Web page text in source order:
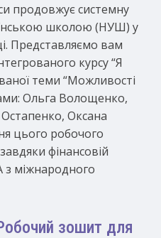
продовжує системну
школою (НУШ) у
Представляємо вам
курсу “Я
теми “Можливості
Ольга Волощенко,
Оксана
цього робочого
фінансовій
з міжнародного
зошит для